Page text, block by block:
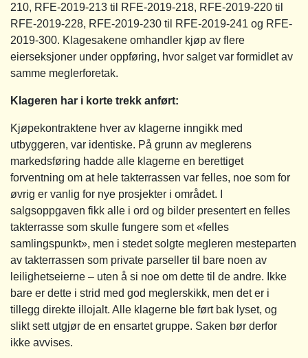
210, RFE-2019-213 til RFE-2019-218, RFE-2019-220 til
RFE-2019-228, RFE-2019-230 til RFE-2019-241 og RFE-
2019-300. Klagesakene omhandler kjøp av flere
eierseksjoner under oppføring, hvor salget var formidlet av
samme meglerforetak.
Klageren har i korte trekk anført:
Kjøpekontraktene hver av klagerne inngikk med
utbyggeren, var identiske. På grunn av meglerens
markedsføring hadde alle klagerne en berettiget
forventning om at hele takterrassen var felles, noe som for
øvrig er vanlig for nye prosjekter i området. I
salgsoppgaven fikk alle i ord og bilder presentert en felles
takterrasse som skulle fungere som et «felles
samlingspunkt», men i stedet solgte megleren mesteparten
av takterrassen som private parseller til bare noen av
leilighetseierne – uten å si noe om dette til de andre. Ikke
bare er dette i strid med god meglerskikk, men det er i
tillegg direkte illojalt. Alle klagerne ble ført bak lyset, og
slikt sett utgjør de en ensartet gruppe. Saken bør derfor
ikke avvises.